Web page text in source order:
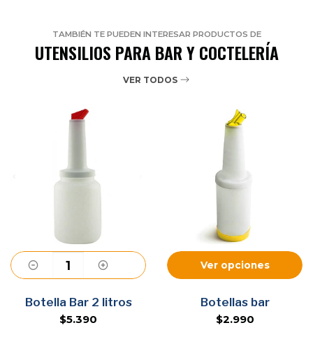
TAMBIÉN TE PUEDEN INTERESAR PRODUCTOS DE
UTENSILIOS PARA BAR Y COCTELERÍA
VER TODOS
Agregar
Botella Bar 2 litros
$5.390
Ver opciones
Botellas bar
$2.990